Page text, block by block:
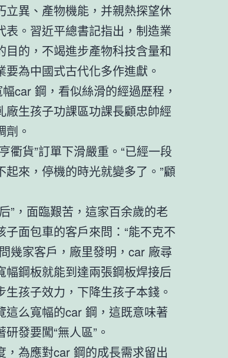
異、產物機能，并親熱探望休
。習近平總書記指出，制造業
的，不竭進步產物科技含量和
為中國式古代化多作進獻。
car 鋼，看似絲滑的經過歷程，
生孩子功課區功課長顧忠帥經
。
衢貨”訂單下滑嚴重。“已經一段
來，停機的時光就變多了。”顧
”，面臨艱苦，這家百余歲的老
面包車的客戶來問：“能不克不
幾家客戶，廠里發明，car 廠尋
鋼板就能到達兩張鋼板焊接后
孩子效力，下降生孩子本錢。
這么寬幅的car 鋼，這既意味著
發要闖“無人區”。
為應對car 鋼的成長需求留出